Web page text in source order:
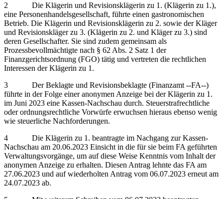
2 Die Klägerin und Revisionsklägerin zu 1. (Klägerin zu 1.),
eine Personenhandelsgesellschaft, führte einen gastronomischen
Betrieb. Die Klägerin und Revisionsklägerin zu 2. sowie der Kläger
und Revisionskläger zu 3. (Klägerin zu 2. und Kläger zu 3.) sind
deren Gesellschafter. Sie sind zudem gemeinsam als
Prozessbevollmächtigte nach § 62 Abs. 2 Satz 1 der
Finanzgerichtsordnung (FGO) tätig und vertreten die rechtlichen
Interessen der Klägerin zu 1.
3 Der Beklagte und Revisionsbeklagte (Finanzamt ‑‑FA‑‑)
führte in der Folge einer anonymen Anzeige bei der Klägerin zu 1.
im Juni 2023 eine Kassen-Nachschau durch. Steuerstrafrechtliche
oder ordnungsrechtliche Vorwürfe erwuchsen hieraus ebenso wenig
wie steuerliche Nachforderungen.
4 Die Klägerin zu 1. beantragte im Nachgang zur Kassen-
Nachschau am 20.06.2023 Einsicht in die für sie beim FA geführten
Verwaltungsvorgänge, um auf diese Weise Kenntnis vom Inhalt der
anonymen Anzeige zu erhalten. Diesen Antrag lehnte das FA am
27.06.2023 und auf wiederholten Antrag vom 06.07.2023 erneut am
24.07.2023 ab.